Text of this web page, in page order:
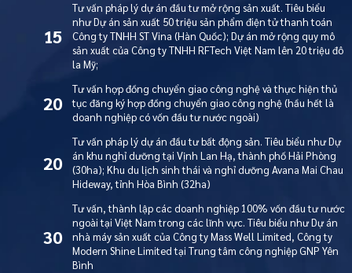
15
Tư vấn pháp lý dự án đầu tư mở rộng sản xuất. Tiêu biểu
như Dự án sản xuất 50 triệu sản phẩm điện tử thanh toán
Công ty TNHH ST Vina (Hàn Quốc); Dự án mở rộng quy mô
sản xuất của Công ty TNHH RFTech Việt Nam lên 20 triệu đô
la Mỹ;
20
Tư vấn hợp đồng chuyển giao công nghệ và thực hiện thủ
tục đăng ký hợp đồng chuyển giao công nghệ (hầu hết là
doanh nghiệp có vốn đầu tư nước ngoài)
20
Tư vấn pháp lý dự án đầu tư bất động sản. Tiêu biểu như Dự
án khu nghỉ dưỡng tại Vịnh Lan Hạ, thành phố Hải Phòng
(30ha); Khu du lịch sinh thái và nghỉ dưỡng Avana Mai Chau
Hideway, tỉnh Hòa Bình (32ha)
30
Tư vấn, thành lập các doanh nghiệp 100% vốn đầu tư nước
ngoài tại Việt Nam trong các lĩnh vực. Tiêu biểu như Dự án
nhà máy sản xuất của Công ty Mass Well Limited, Công ty
Modern Shine Limited tại Trung tâm công nghiệp GNP Yên
Bình